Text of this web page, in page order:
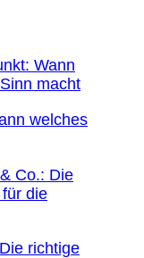
welches
richtige